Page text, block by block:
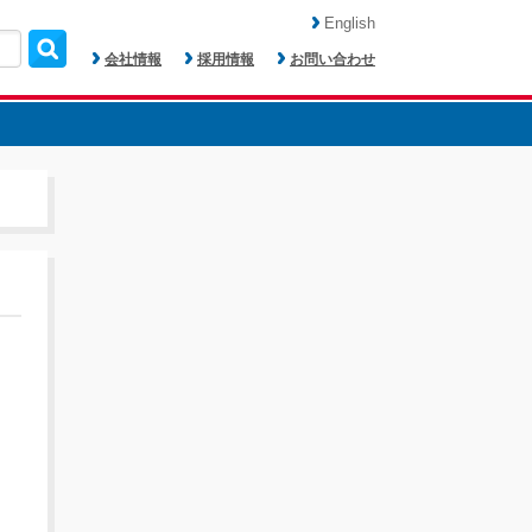
会社情報 採用情報 お問い合わせ
English